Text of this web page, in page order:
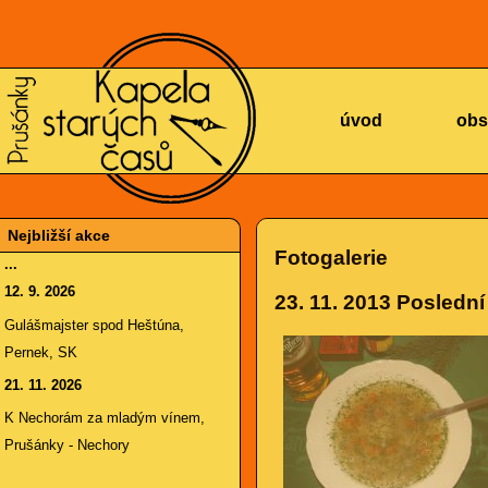
KAPELA
STARÝCH
úvod
Nejbližší akce
...
12. 9. 2026
Gulášmajster spod Heštúna,
Pernek, SK
21. 11. 2026
K Nechorám za mladým vínem,
Prušánky - Nechory
Fotogalerie
23. 11. 2013